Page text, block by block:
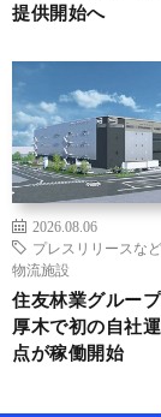
提供開始へ
2026.08.06
プレスリリースなど
物流施設
住友林業グルー
厚木で初の自社
点が稼働開始